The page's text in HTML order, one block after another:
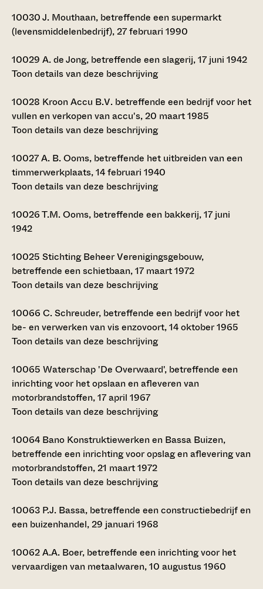
10030J. Mouthaan, betreffende een supermarkt
(levensmiddelenbedrijf), 27 februari 1990
10029 A. de Jong, betreffende een slagerij, 17 juni 1942
Toon details van deze beschrijving
10028 Kroon Accu B.V. betreffende een bedrijf voor het
vullen en verkopen van accu's, 20 maart 1985
Toon details van deze beschrijving
10027A. B. Ooms, betreffende het uitbreiden van een
timmerwerkplaats, 14 februari 1940
Toon details van deze beschrijving
10026T.M. Ooms, betreffende een bakkerij, 17 juni
1942
10025 Stichting Beheer Verenigingsgebouw,
betreffende een schietbaan, 17 maart 1972
Toon details van deze beschrijving
10066 C. Schreuder, betreffende een bedrijf voor het
be- en verwerken van vis enzovoort, 14 oktober 1965
Toon details van deze beschrijving
10065 Waterschap 'De Overwaard', betreffende een
inrichting voor het opslaan en afleveren van
motorbrandstoffen, 17 april 1967
Toon details van deze beschrijving
10064 Bano Konstruktiewerken en Bassa Buizen,
betreffende een inrichting voor opslag en aflevering van
motorbrandstoffen, 21 maart 1972
Toon details van deze beschrijving
10063 P.J. Bassa, betreffende een constructiebedrijf en
een buizenhandel, 29 januari 1968
10062A.A. Boer, betreffende een inrichting voor het
vervaardigen van metaalwaren, 10 augustus 1960